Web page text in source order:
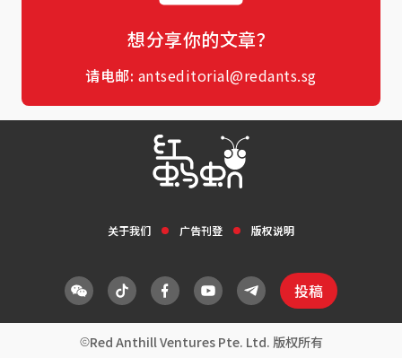
想分享你的文章？
请电邮: antseditorial@redants.sg
关于我们 广告刊登 版权说明
投稿
Red Anthill Ventures Pte. Ltd. 版权所有